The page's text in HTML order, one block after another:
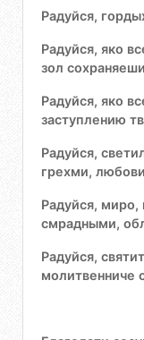
Радуйся,
Радуйся, яко
зол
Радуйся, яко
заступлению
Радуйся,
грехми,
Радуйся, миро,
смрадными,
Радуйся,
молитвенниче